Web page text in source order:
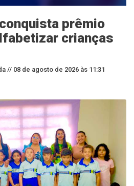
prêmio
crianças
// 08 de agosto de 2026 às 11:31